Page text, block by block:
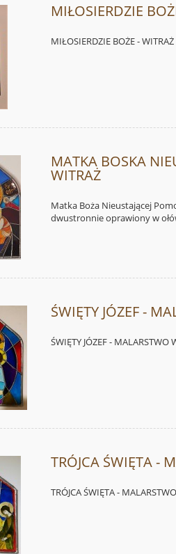
MIŁOSIERDZIE
MIŁOSIERDZIE BOŻE - WITRAŻ
MATKA BOSKA
WITRAŻ
Matka Boża Nieustającej
dwustronnie oprawiony w
ŚWIĘTY JÓZEF -
ŚWIĘTY JÓZEF - MALARSTWO
TRÓJCA ŚWIĘTA -
TRÓJCA ŚWIĘTA -